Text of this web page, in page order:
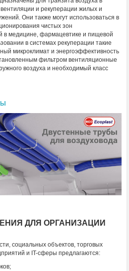
и рекуперации жилых и
Они также могут использоваться в
чистых зон
в медицине, фармацевтике и пищевой
в системах рекуперации такие
микроклимат и энергоэффективность
фильтром вентиляционные
воздуха и необходимый класс
ДЛЯ ОРГАНИЗАЦИИ
социальных объектов, торговых
и IT-сферы предлагаются: